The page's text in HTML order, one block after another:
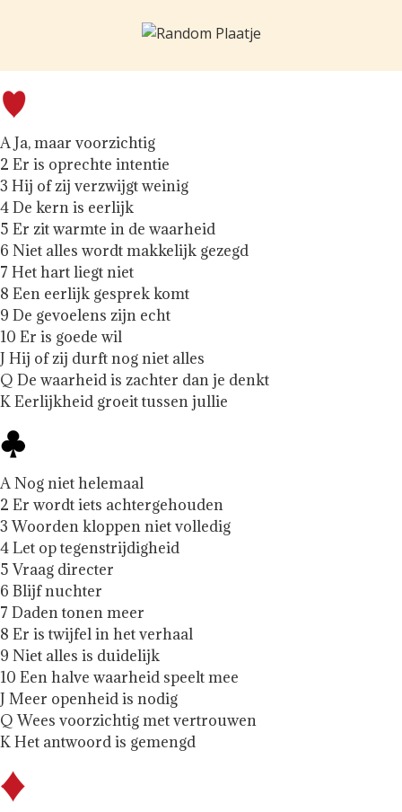
A Ja, maar voorzichtig
2 Er is oprechte intentie
3 Hij of zij verzwijgt weinig
4 De kern is eerlijk
5 Er zit warmte in de waarheid
6 Niet alles wordt makkelijk gezegd
7 Het hart liegt niet
8 Een eerlijk gesprek komt
9 De gevoelens zijn echt
10 Er is goede wil
J Hij of zij durft nog niet alles
Q De waarheid is zachter dan je denkt
K Eerlijkheid groeit tussen jullie
A Nog niet helemaal
2 Er wordt iets achtergehouden
3 Woorden kloppen niet volledig
4 Let op tegenstrijdigheid
5 Vraag directer
6 Blijf nuchter
7 Daden tonen meer
8 Er is twijfel in het verhaal
9 Niet alles is duidelijk
10 Een halve waarheid speelt mee
J Meer openheid is nodig
Q Wees voorzichtig met vertrouwen
K Het antwoord is gemengd